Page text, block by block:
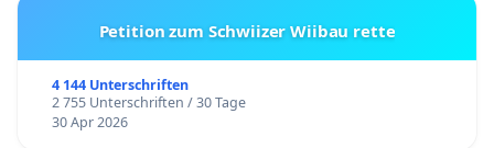
Im Falle
Petition zum Schwiizer Wiibau rette
4 144 Unterschriften
2 755 Unterschriften / 30 Tage
30 Apr 2026